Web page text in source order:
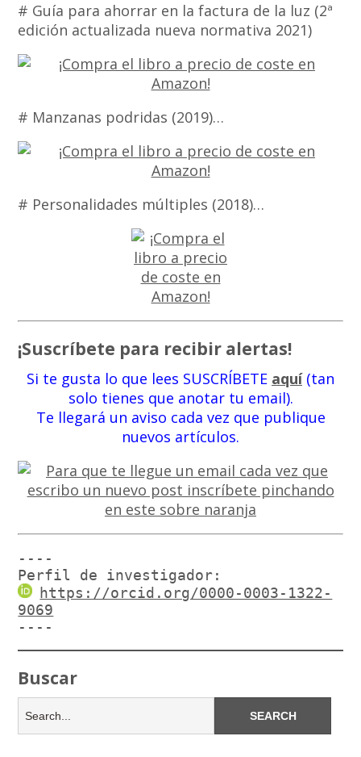
# Guía para ahorrar en la factura de la luz (2ª
edición actualizada nueva normativa 2021)
# Manzanas podridas (2019)…
# Personalidades múltiples (2018)…
¡Suscríbete para recibir alertas!
Si te gusta lo que lees SUSCRÍBETE aquí(tan
solo tienes que anotar tu email).
Te llegará un aviso cada vez que publique
nuevos artículos.
----
Perfil de investigador:
https://orcid.org/0000-0003-1322-
9069
----
Buscar